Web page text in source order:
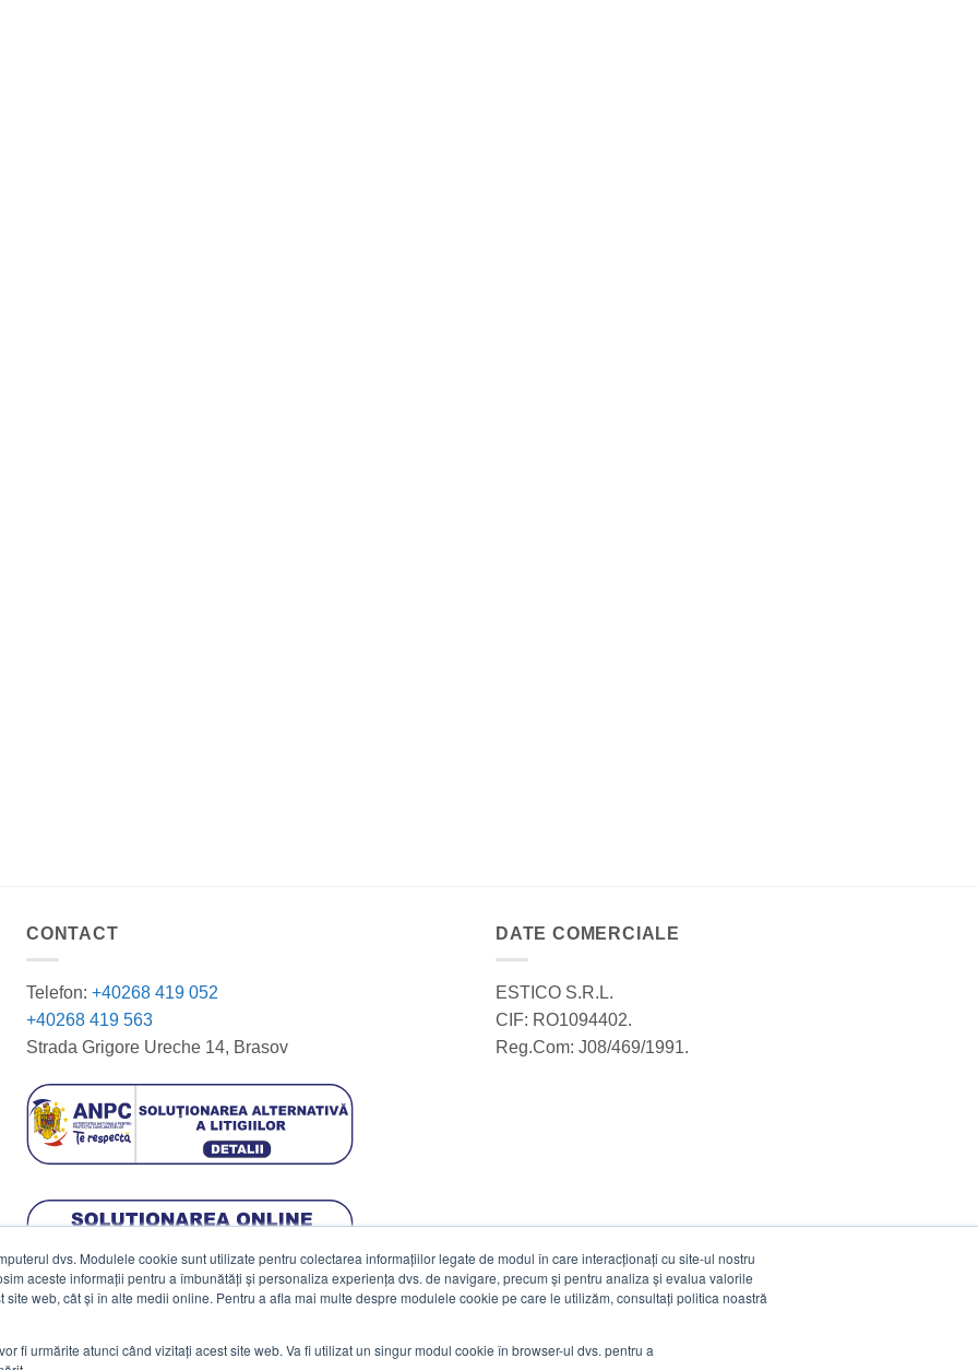
dvs. Modulele cookie sunt utilizate pentru colectarea informațiilor legate de modul în care interacționați cu site-ul nostru
aceste informații pentru a îmbunătăți și personaliza experiența dvs. de navigare, precum și pentru analiza și evalua valorile
web, cât și în alte medii online. Pentru a afla mai multe despre modulele cookie pe care le utilizăm, consultați politica noastră
fi urmărite atunci când vizitați acest site web. Va fi utilizat un singur modul cookie în browser-ul dvs. pentru a
CONTACT
Telefon: +40268 419 052
+40268 419 563
Strada Grigore Ureche 14, Brasov
DATE COMERCIALE
ESTICO S.R.L.
CIF: RO1094402.
Reg.Com: J08/469/1991.